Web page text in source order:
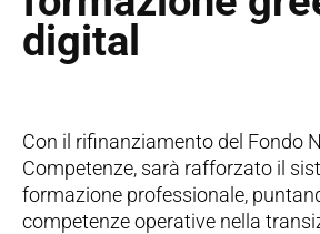
digital
Con il rifinanziamento del Fondo
Competenze, sarà rafforzato il
formazione professionale,
competenze operative nella